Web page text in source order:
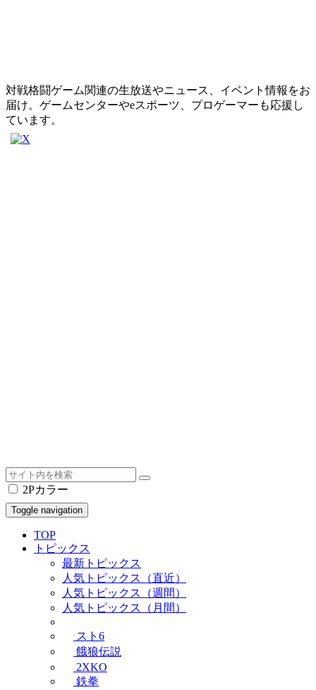
対戦格闘ゲーム関連の生放送やニュース、イベント情報をお
届け。ゲームセンターやeスポーツ、プロゲーマーも応援し
ています。
2Pカラー
Toggle navigation
TOP
トピックス
最新トピックス
人気トピックス（直近）
人気トピックス（週間）
人気トピックス（月間）
スト6
餓狼伝説
2XKO
鉄拳